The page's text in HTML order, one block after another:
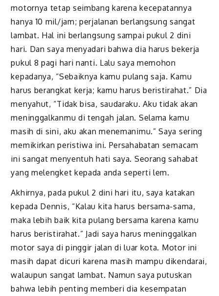
motornya tetap seimbang karena kecepatannya
hanya 10 mil/jam; perjalanan berlangsung sangat
lambat. Hal ini berlangsung sampai pukul 2 dini
hari. Dan saya menyadari bahwa dia harus bekerja
pukul 8 pagi hari nanti. Lalu saya memohon
kepadanya, “Sebaiknya kamu pulang saja. Kamu
harus berangkat kerja; kamu harus beristirahat.” Dia
menyahut, “Tidak bisa, saudaraku. Aku tidak akan
meninggalkanmu di tengah jalan. Selama kamu
masih di sini, aku akan menemanimu.” Saya sering
memikirkan peristiwa ini. Persahabatan semacam
ini sangat menyentuh hati saya. Seorang sahabat
yang melengket kepada anda seperti lem.
Akhirnya, pada pukul 2 dini hari itu, saya katakan
kepada Dennis, “Kalau kita harus bersama-sama,
maka lebih baik kita pulang bersama karena kamu
harus beristirahat.” Jadi saya harus meninggalkan
motor saya di pinggir jalan di luar kota. Motor ini
masih dapat dicuri karena masih mampu dikendarai,
walaupun sangat lambat. Namun saya putuskan
bahwa lebih penting memberi dia kesempatan